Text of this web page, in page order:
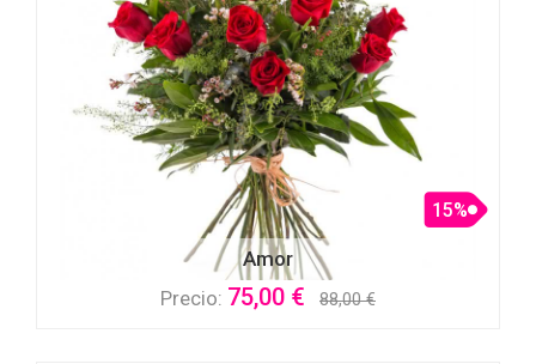
Amor
15%
Precio: 75,00 € 88,00 €